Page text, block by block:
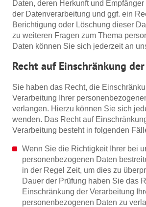
Daten, deren Herkunft und
der Datenverarbeitung und ggf. ein
Berichtigung oder Löschung dieser
zu weiteren Fragen zum Thema
Daten können Sie sich jederzeit an
Recht auf Einschränkung
Sie haben das Recht, die
Verarbeitung Ihrer
verlangen. Hierzu können Sie sich
wenden. Das Recht auf
Verarbeitung besteht in folgenden
Wenn Sie die Richtigkeit Ihrer bei
personenbezogenen Daten
in der Regel Zeit, um dies zu
Dauer der Prüfung haben Sie das
Einschränkung der Verarbeitung
personenbezogenen Daten zu